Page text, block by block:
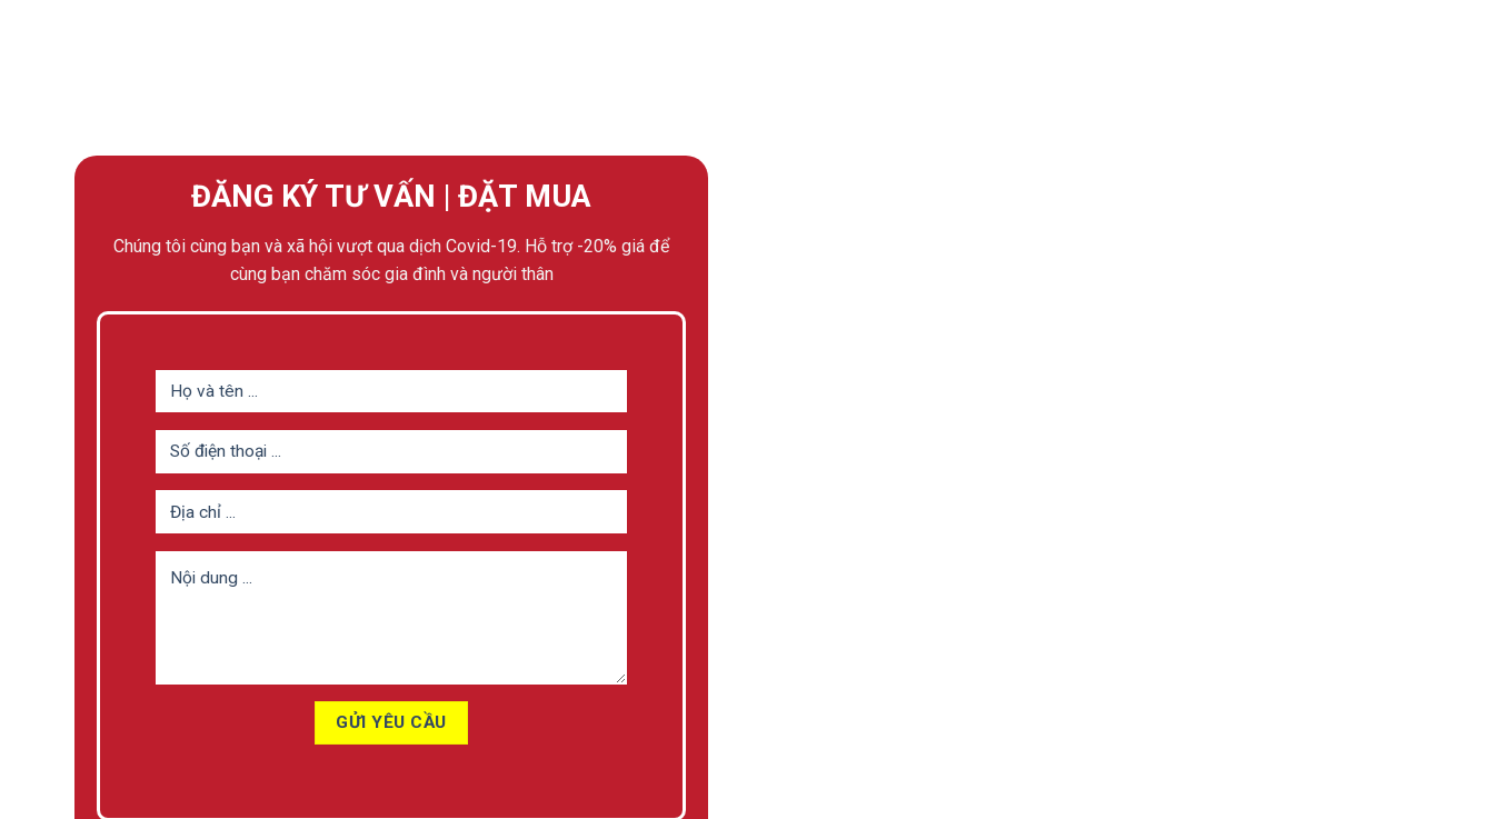
ĐĂNG KÝ TƯ VẤN | ĐẶT MUA
Chúng tôi cùng bạn và xã hội vượt qua dịch Covid-19. Hỗ trợ -20% giá để
cùng bạn chăm sóc gia đình và người thân